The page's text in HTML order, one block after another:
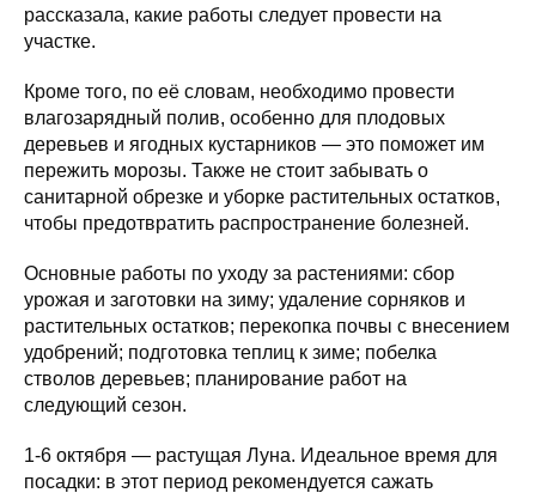
рассказала, какие работы следует провести на
участке.
Кроме того, по её словам, необходимо провести
влагозарядный полив, особенно для плодовых
деревьев и ягодных кустарников — это поможет им
пережить морозы. Также не стоит забывать о
санитарной обрезке и уборке растительных остатков,
чтобы предотвратить распространение болезней.
Основные работы по уходу за растениями: сбор
урожая и заготовки на зиму; удаление сорняков и
растительных остатков; перекопка почвы с внесением
удобрений; подготовка теплиц к зиме; побелка
стволов деревьев; планирование работ на
следующий сезон.
1-6 октября — растущая Луна. Идеальное время для
посадки: в этот период рекомендуется сажать